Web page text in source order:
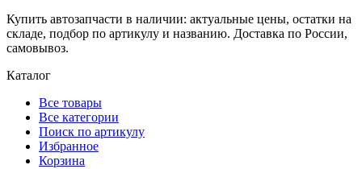
Купить автозапчасти в наличии: актуальные цены, остатки на
складе, подбор по артикулу и названию. Доставка по России,
самовывоз.
Каталог
Все товары
Все категории
Поиск по артикулу
Избранное
Корзина